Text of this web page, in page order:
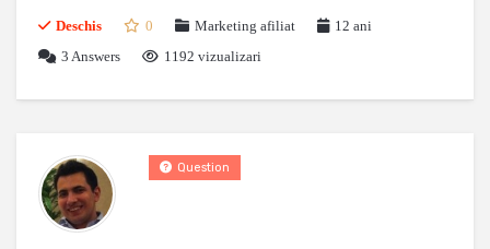
Deschis 0 Marketing afiliat
12 ani
3 Answers 1192 vizualizari
Question